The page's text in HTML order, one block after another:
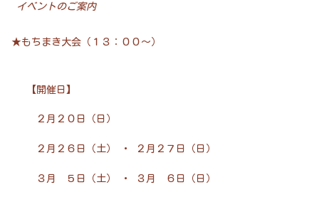
イベントのご案内
★もちまき大会（１３：００～）
【開催日】
２月２０日（日）
２月２６日（土） ・ ２月２７日（日）
３月 ５日（土） ・ ３月 ６日（日）